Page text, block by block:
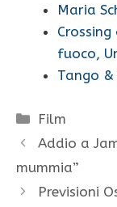
Maria
fuoco,
Tango &
Categorie
Film
Addio a
mummia”
Previsioni